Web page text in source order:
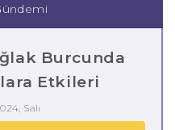
Burcunda
Etkileri
Salı